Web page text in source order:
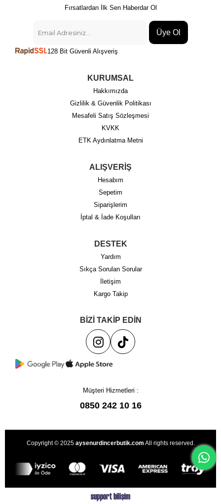
Fırsatlardan İlk Sen Haberdar Ol
Üye Ol
128 Bit Güvenli Alışveriş
KURUMSAL
Hakkımızda
Gizlilik & Güvenlik Politikası
Mesafeli Satış Sözleşmesi
KVKK
ETK Aydınlatma Metni
ALIŞVERİŞ
Hesabım
Sepetim
Siparişlerim
İptal & İade Koşulları
DESTEK
Yardım
Sıkça Sorulan Sorular
İletişim
Kargo Takip
BİZİ TAKİP EDİN
Müşteri Hizmetleri :
0850 242 10 16
Copyright © 2025 aysenurdincerbutik.com All rights reserved.